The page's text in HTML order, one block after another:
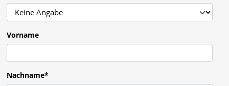
Vorname
Nachname*